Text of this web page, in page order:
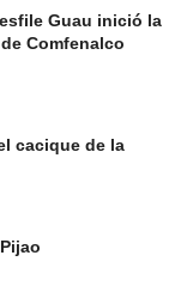
Guau inició la
Comfenalco
cacique de la